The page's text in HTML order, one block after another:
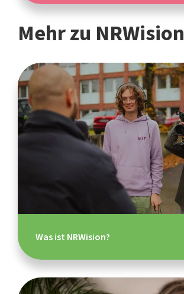
Mehr zu NRWision
Was ist NRWision?